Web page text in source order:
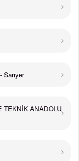
TEKNİK ANADOLU